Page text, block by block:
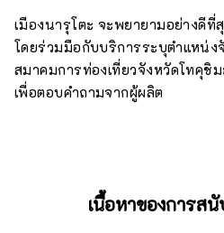
เมืองนารุโตะ จะพยายามอย่างดี
โดยร่วมมือกับบริการระบุตำแหน่ง
สมาคมการท่องเที่ยวจังหวัดโทคุชิ
เพื่อตอบคำถามจากผู้ผลิต
เนื้อหาของการส